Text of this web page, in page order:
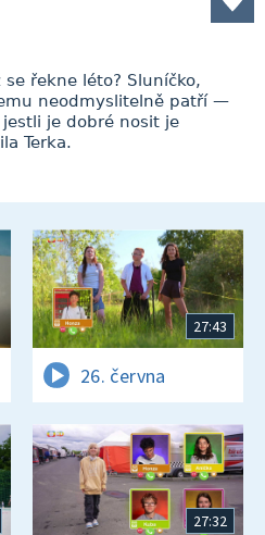
řekne léto? Sluníčko,
neodmyslitelně patří —
je dobré nosit je
Terka.
27:43
26. června
27:32